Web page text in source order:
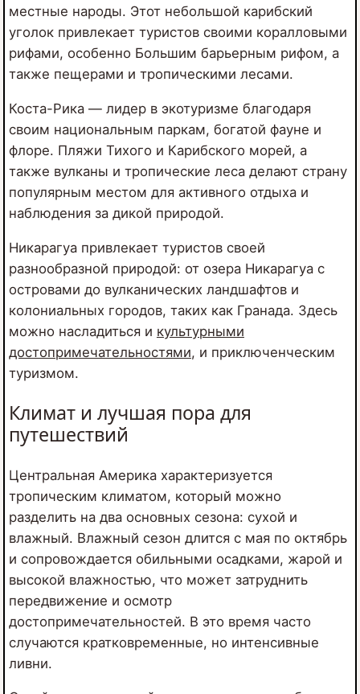
местные народы. Этот небольшой карибский
уголок привлекает туристов своими коралловыми
рифами, особенно Большим барьерным рифом, а
также пещерами и тропическими лесами.
Коста-Рика — лидер в экотуризме благодаря
своим национальным паркам, богатой фауне и
флоре. Пляжи Тихого и Карибского морей, а
также вулканы и тропические леса делают страну
популярным местом для активного отдыха и
наблюдения за дикой природой.
Никарагуа привлекает туристов своей
разнообразной природой: от озера Никарагуа с
островами до вулканических ландшафтов и
колониальных городов, таких как Гранада. Здесь
можно насладиться и культурными
достопримечательностями, и приключенческим
туризмом.
Климат и лучшая пора для
путешествий
Центральная Америка характеризуется
тропическим климатом, который можно
разделить на два основных сезона: сухой и
влажный. Влажный сезон длится с мая по октябрь
и сопровождается обильными осадками, жарой и
высокой влажностью, что может затруднить
передвижение и осмотр
достопримечательностей. В это время часто
случаются кратковременные, но интенсивные
ливни.